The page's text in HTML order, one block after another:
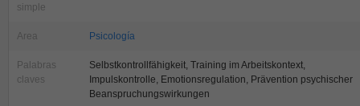
simple
Area Psicología
Palabras
claves
Selbstkontrollfähigkeit, Training im Arbeitskontext,
Impulskontrolle, Emotionsregulation, Prävention psychischer
Beanspruchungswirkungen